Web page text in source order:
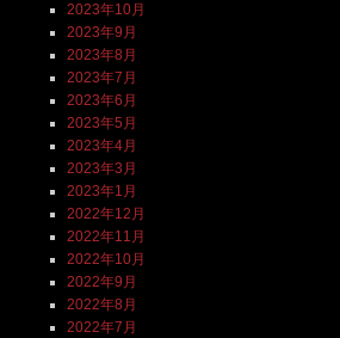
2023年10月
2023年9月
2023年8月
2023年7月
2023年6月
2023年5月
2023年4月
2023年3月
2023年1月
2022年12月
2022年11月
2022年10月
2022年9月
2022年8月
2022年7月